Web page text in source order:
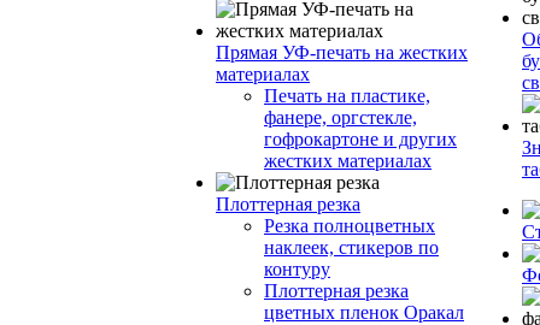
Прямая УФ-печать на жестких
материалах
Печать на пластике,
фанере, оргстекле,
гофрокартоне и других
жестких материалах
Плоттерная резка
Резка полноцветных
наклеек, стикеров по
контуру
Плоттерная резка
цветных пленок Оракал